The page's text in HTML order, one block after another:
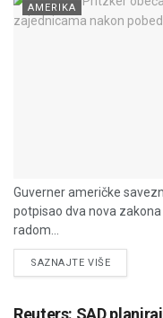
AMERIKA
Guverner američke
potpisao dva nova
radom...
SAZNAJTE VIŠEDETAILS
Reuters: SAD